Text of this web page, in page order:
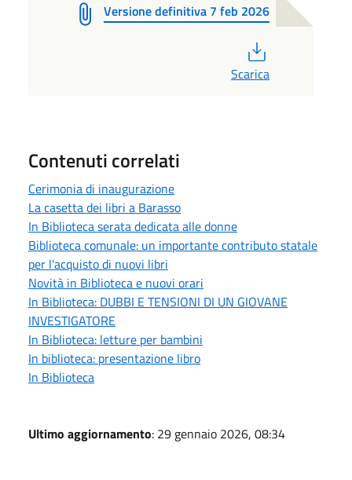
Versione definitiva 7 feb 2026
Scarica
Contenuti correlati
Cerimonia di inaugurazione
La casetta dei libri a Barasso
In Biblioteca serata dedicata alle donne
Biblioteca comunale: un importante contributo statale
per l'acquisto di nuovi libri
Novità in Biblioteca e nuovi orari
In Biblioteca: DUBBI E TENSIONI DI UN GIOVANE
INVESTIGATORE
In Biblioteca: letture per bambini
In biblioteca: presentazione libro
In Biblioteca
Ultimo aggiornamento: 29 gennaio 2026, 08:34